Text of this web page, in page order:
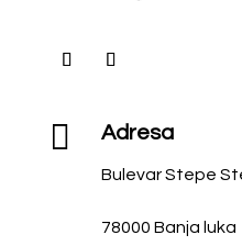
 Adresa
Bulevar Stepe
78000 Banja luka